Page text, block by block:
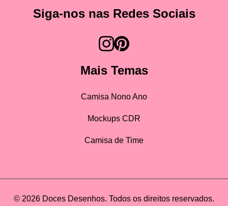
Siga-nos nas Redes Sociais
Mais Temas
Camisa Nono Ano
Mockups CDR
Camisa de Time
© 2026 Doces Desenhos. Todos os direitos reservados.